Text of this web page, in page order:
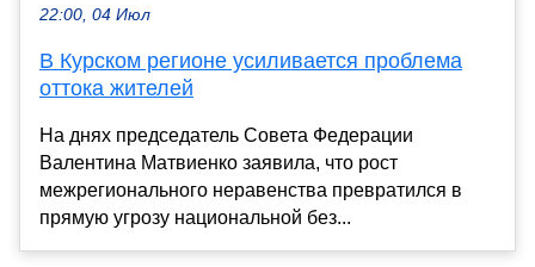
22:00, 04 Июл
В Курском регионе усиливается проблема
оттока жителей
На днях председатель Совета Федерации
Валентина Матвиенко заявила, что рост
межрегионального неравенства превратился в
прямую угрозу национальной без...